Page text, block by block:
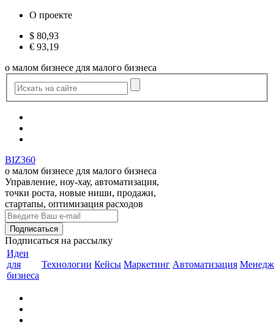
О проекте
$ 80,93
€ 93,19
о малом бизнесе для малого бизнеса
BIZ360
о малом бизнесе для малого бизнеса
Управление, ноу-хау, автоматизация,
точки роста, новые ниши, продажи,
стартапы, оптимизация расходов
Подписаться на рассылку
Идеи
для
бизнеса
Технологии Кейсы Маркетинг Автоматизация